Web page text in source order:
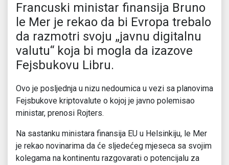
Francuski ministar finansija Bruno
le Mer je rekao da bi Evropa trebalo
da razmotri svoju „javnu digitalnu
valutu“ koja bi mogla da izazove
Fejsbukovu Libru.
Ovo je posljednja u nizu nedoumica u vezi sa planovima
Fejsbukove kriptovalute o kojoj je javno polemisao
ministar, prenosi Rojters.
Na sastanku ministara finansija EU u Helsinkiju, le Mer
je rekao novinarima da će sljedećeg mjeseca sa svojim
kolegama na kontinentu razgovarati o potencijalu za